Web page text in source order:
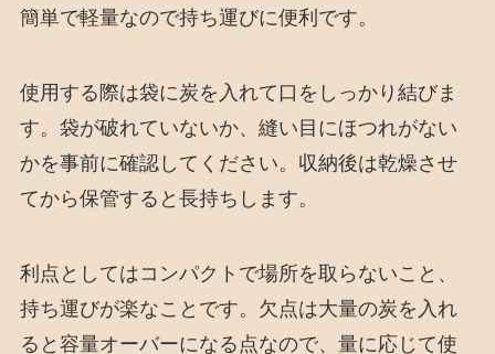
簡単で軽量なので持ち運びに便利です。
使用する際は袋に炭を入れて口をしっかり結びま
す。袋が破れていないか、縫い目にほつれがない
かを事前に確認してください。収納後は乾燥させ
てから保管すると長持ちします。
利点としてはコンパクトで場所を取らないこと、
持ち運びが楽なことです。欠点は大量の炭を入れ
ると容量オーバーになる点なので、量に応じて使